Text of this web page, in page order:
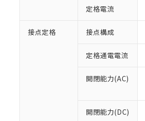
定格電流
接点定格 接点構成
定格通電電流
開閉能力(AC)
開閉能力(DC)